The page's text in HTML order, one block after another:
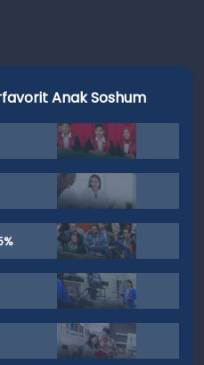
Anak Soshum